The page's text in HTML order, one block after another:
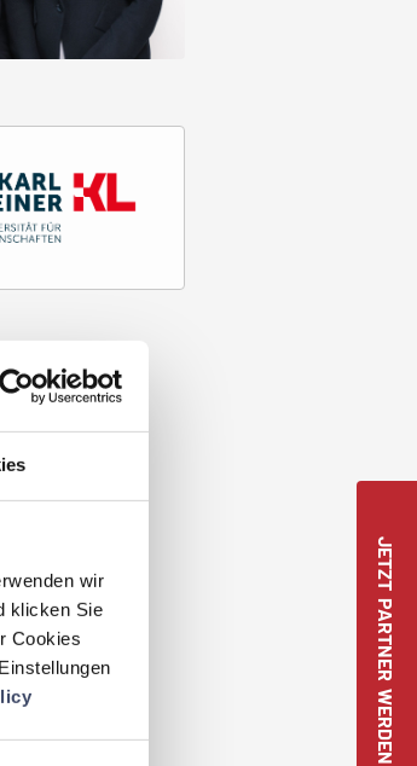
wir
klicken Sie
Cookies
JETZT PARTNER WERDEN